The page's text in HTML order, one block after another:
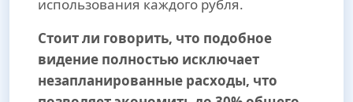
использования каждого рубля.
Стоит ли говорить, что подобное
видение полностью исключает
незапланированные расходы, что